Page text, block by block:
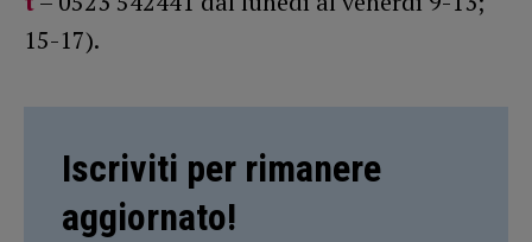
15-17).
Iscriviti per rimanere
aggiornato!